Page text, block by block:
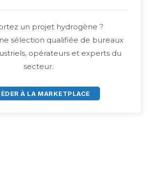
un projet hydrogène ?
sélection qualifiée de bureaux
opérateurs et experts du
secteur.
À LA MARKETPLACE